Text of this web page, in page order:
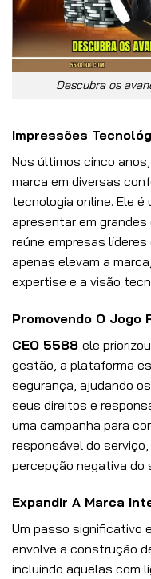
Descubra os
Impressões
Nos últimos cinco
marca em diversas
tecnologia online. Ele é
apresentar em grandes
reúne empresas
apenas elevam a
expertise e a visão
Promovendo O Jogo
CEO 5588 ele
gestão, a plataforma
segurança, ajudando
seus direitos e
uma campanha para
responsável do
percepção negativa do
Expandir A Marca
Um passo significativo
envolve a construção
incluindo aquelas com